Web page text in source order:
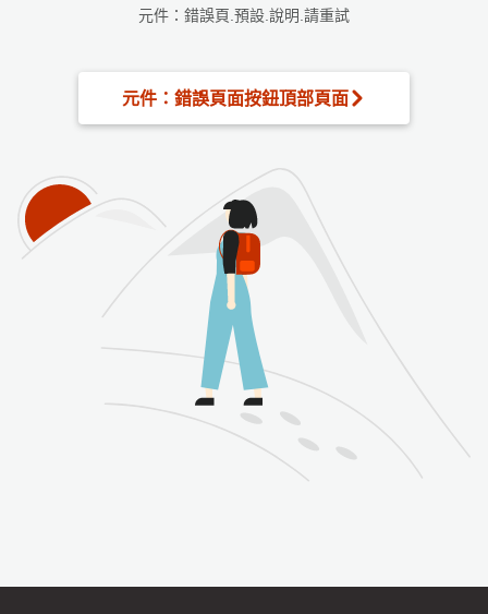
元件：錯誤頁.預設.說明.請重試
元件：錯誤頁面按鈕頂部頁面